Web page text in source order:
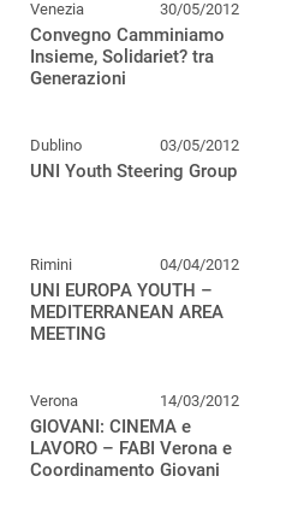
Venezia 30/05/2012
Convegno Camminiamo
Insieme, Solidariet? tra
Generazioni
Dublino 03/05/2012
UNI Youth Steering Group
Rimini 04/04/2012
UNI EUROPA YOUTH –
MEDITERRANEAN AREA
MEETING
Verona 14/03/2012
GIOVANI: CINEMA e
LAVORO – FABI Verona e
Coordinamento Giovani